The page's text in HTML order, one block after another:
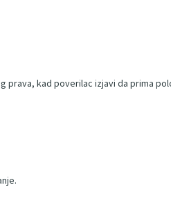
kad poverilac izjavi da prima